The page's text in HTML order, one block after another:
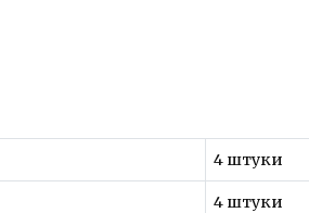
4 штуки
4 штуки